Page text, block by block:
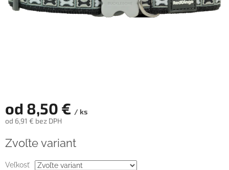
od 8,50 € / ks
od 6,91 € bez DPH
cena:
Zvoľte variant
Veľkosť